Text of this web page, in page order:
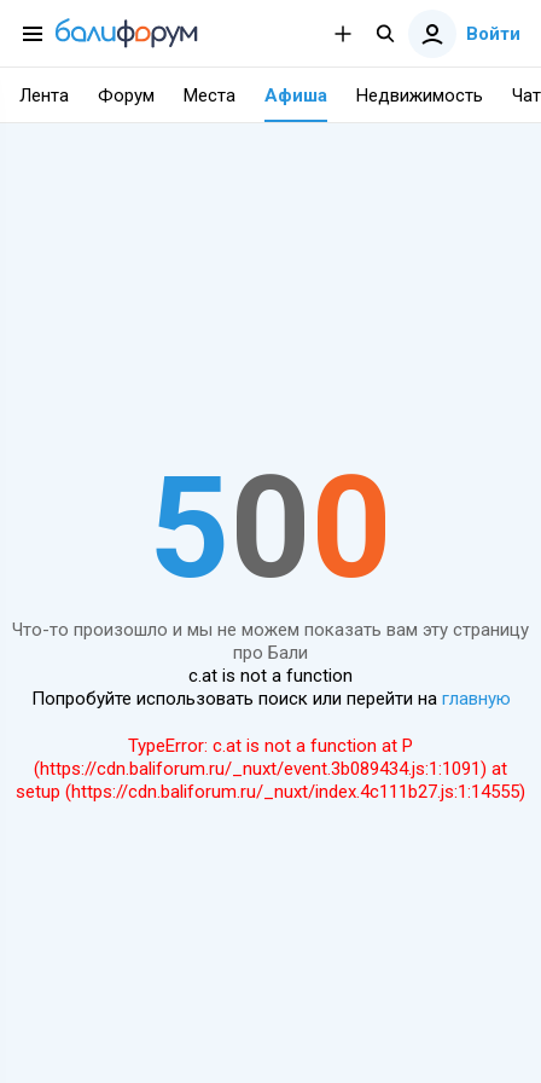
Войти
Лента Форум Места Афиша Недвижимость Чат
500
Что-то произошло и мы не можем показать вам эту страницу
про Бали
c.at is not a function
Попробуйте использовать поиск или перейти на главную
TypeError: c.at is not a function at P
(https://cdn.baliforum.ru/_nuxt/event.3b089434.js:1:1091) at
setup (https://cdn.baliforum.ru/_nuxt/index.4c111b27.js:1:14555)